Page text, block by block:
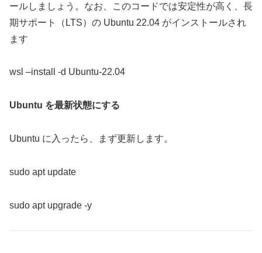
ールしましょう。なお、このコードでは安定性が高く、長
期サポート（LTS）の Ubuntu 22.04 がインストールされ
ます
wsl –install -d Ubuntu-22.04
Ubuntu を最新状態にする
Ubuntu に入ったら、まず更新します。
sudo apt update
sudo apt upgrade -y